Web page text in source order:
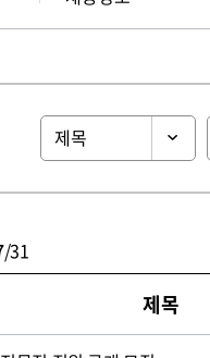
/31
제목